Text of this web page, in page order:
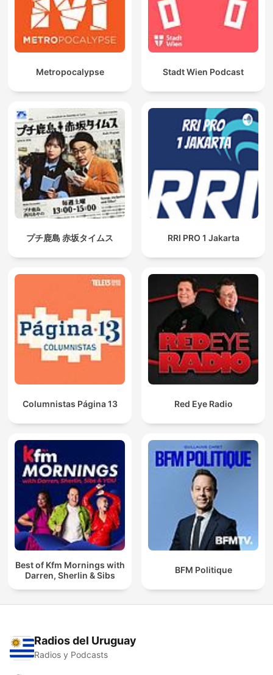
Metropocalypse Stadt Wien Podcast
プチ鹿島 赤坂タイムス RRI PRO 1 Jakarta
Columnistas Página 13 Red Eye Radio
Best of Kfm Mornings with
Darren, Sherlin & Sibs
BFM Politique
Radios del Uruguay
Radios y Podcasts